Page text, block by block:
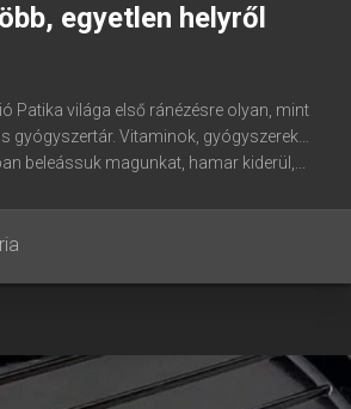
egyetlen helyről
Patika világa első ránézésre olyan, mint
gyógyszertár. Vitaminok, gyógyszerek…
beleássuk magunkat, hamar kiderül,...